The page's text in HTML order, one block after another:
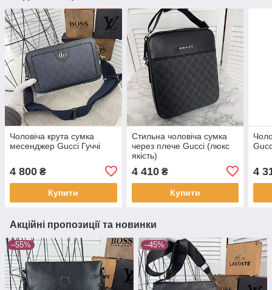
Чоловіча крута сумка
месенджер Gucci Гуччі
4 800 ₴
Купити
Стильна чоловіча сумка
через плече Gucci (люкс
якість)
4 410₴
Купити
4
Акційні пропозиції та новинки
–55% –45%